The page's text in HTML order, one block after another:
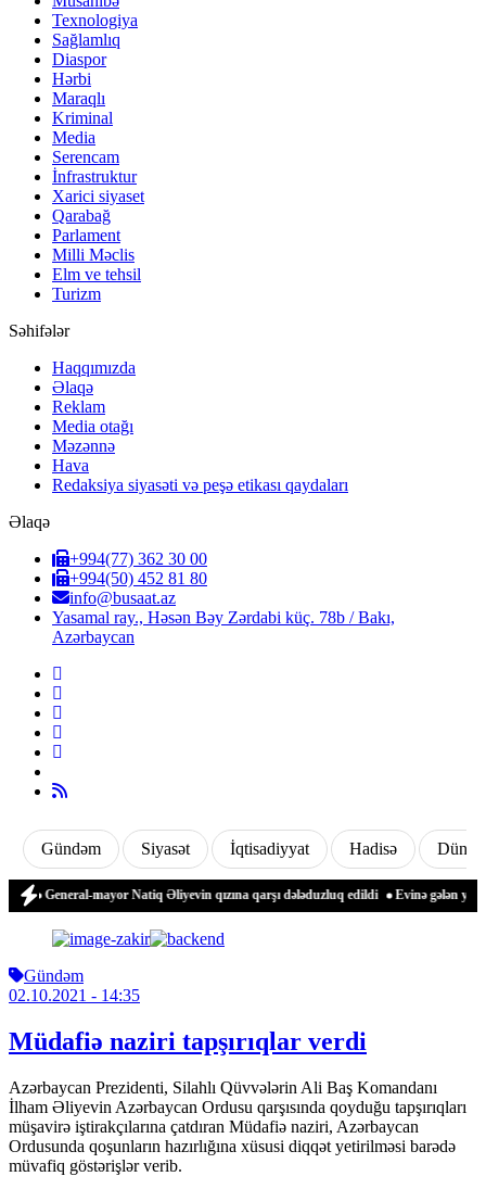
Texnologiya
Sağlamlıq
Diaspor
Hərbi
Maraqlı
Kriminal
Media
Serencam
İnfrastruktur
Xarici siyaset
Qarabağ
Parlament
Milli Məclis
Elm ve tehsil
Turizm
Səhifələr
Haqqımızda
Əlaqə
Reklam
Media otağı
Məzənnə
Hava
Redaksiya siyasəti və peşə etikası qaydaları
Əlaqə
+994(77) 362 30 00
+994(50) 452 81 80
info@busaat.az
Yasamal ray., Həsən Bəy Zərdabi küç. 78b / Bakı,
Azərbaycan
Gündəm Siyasət İqtisadiyyat Hadisə Dünya
General-mayor Natiq Əliyevin qızına qarşı dələduzluq edildi Evinə gələn yol
Gündəm
02.10.2021 - 14:35
Müdafiə naziri tapşırıqlar verdi
Azərbaycan Prezidenti, Silahlı Qüvvələrin Ali Baş Komandanı
İlham Əliyevin Azərbaycan Ordusu qarşısında qoyduğu tapşırıqları
müşavirə iştirakçılarına çatdıran Müdafiə naziri, Azərbaycan
Ordusunda qoşunların hazırlığına xüsusi diqqət yetirilməsi barədə
müvafiq göstərişlər verib.